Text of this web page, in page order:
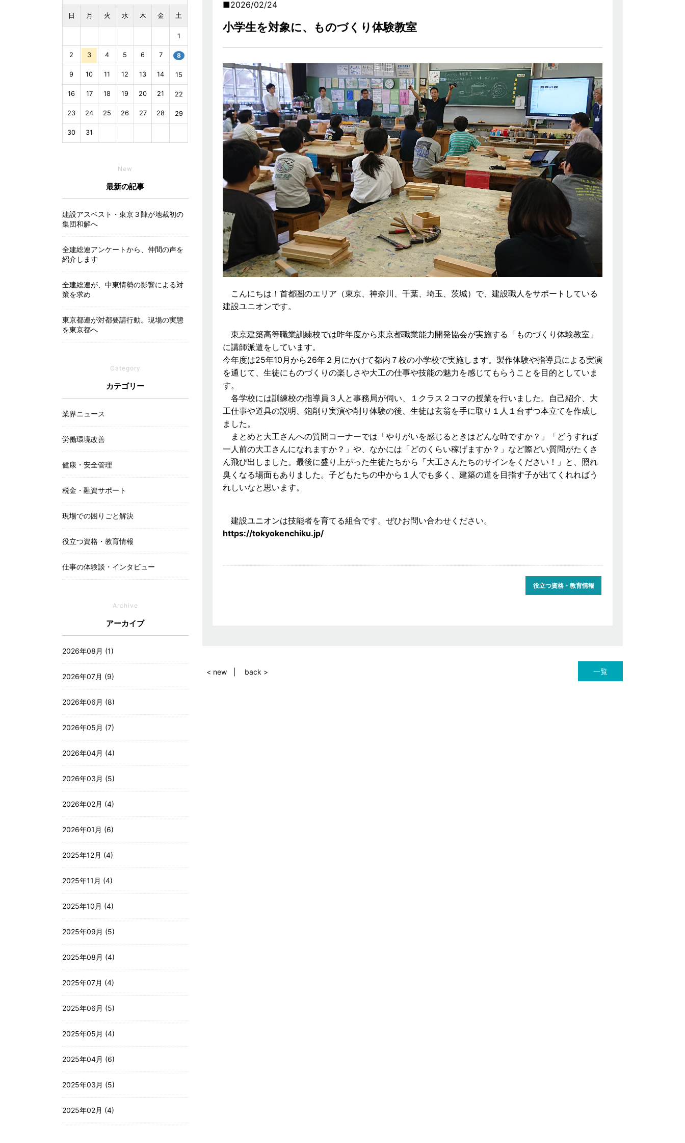
2026/02/24
小学生を対象に、ものづくり体験教室
こんにちは！首都圏のエリア（東京、神奈川、千葉、埼玉、茨城）で、建設職人をサポートしている
建設ユニオンです。
東京建築高等職業訓練校では昨年度から東京都職業能力開発協会が実施する「ものづくり体験教室」
に講師派遣をしています。
今年度は25年10月から26年２月にかけて都内７校の小学校で実施します。製作体験や指導員による実演
を通じて、生徒にものづくりの楽しさや大工の仕事や技能の魅力を感じてもらうことを目的としていま
す。
各学校には訓練校の指導員３人と事務局が伺い、１クラス２コマの授業を行いました。自己紹介、大
工仕事や道具の説明、鉋削り実演や削り体験の後、生徒は玄翁を手に取り１人１台ずつ本立てを作成し
ました。
まとめと大工さんへの質問コーナーでは「やりがいを感じるときはどんな時ですか？」「どうすれば
一人前の大工さんになれますか？」や、なかには「どのくらい稼げますか？」など際どい質問がたくさ
ん飛び出しました。最後に盛り上がった生徒たちから「大工さんたちのサインをください！」と、照れ
臭くなる場面もありました。子どもたちの中から１人でも多く、建築の道を目指す子が出てくれればう
れしいなと思います。
建設ユニオンは技能者を育てる組合です。ぜひお問い合わせください。
https://tokyokenchiku.jp/
役立つ資格・教育情報
一覧
< new back >
日 月 火 水 木 金 土
1
2 3 4 5 6 7 8
9 10 11 12 13 14 15
16 17 18 19 20 21 22
23 24 25 26 27 28 29
30 31
New
最新の記事
建設アスベスト・東京３陣が地裁初の
集団和解へ
全建総連アンケートから、仲間の声を
紹介します
全建総連が、中東情勢の影響による対
策を求め
東京都連が対都要請行動。現場の実態
を東京都へ
Category
カテゴリー
業界ニュース
労働環境改善
健康・安全管理
税金・融資サポート
現場での困りごと解決
役立つ資格・教育情報
仕事の体験談・インタビュー
Archive
アーカイブ
2026年08月 (1)
2026年07月 (9)
2026年06月 (8)
2026年05月 (7)
2026年04月 (4)
2026年03月 (5)
2026年02月 (4)
2026年01月 (6)
2025年12月 (4)
2025年11月 (4)
2025年10月 (4)
2025年09月 (5)
2025年08月 (4)
2025年07月 (4)
2025年06月 (5)
2025年05月 (4)
2025年04月 (6)
2025年03月 (5)
2025年02月 (4)